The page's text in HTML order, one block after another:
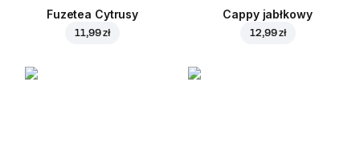
Fuzetea Cytrusy
11,99 zł
Cappy jabłkowy
12,99 zł